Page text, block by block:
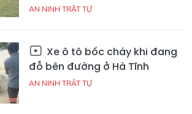
AN NINH TRẬT TỰ
Xe ô tô bốc cháy khi đang
đỗ bên đường ở Hà Tĩnh
AN NINH TRẬT TỰ